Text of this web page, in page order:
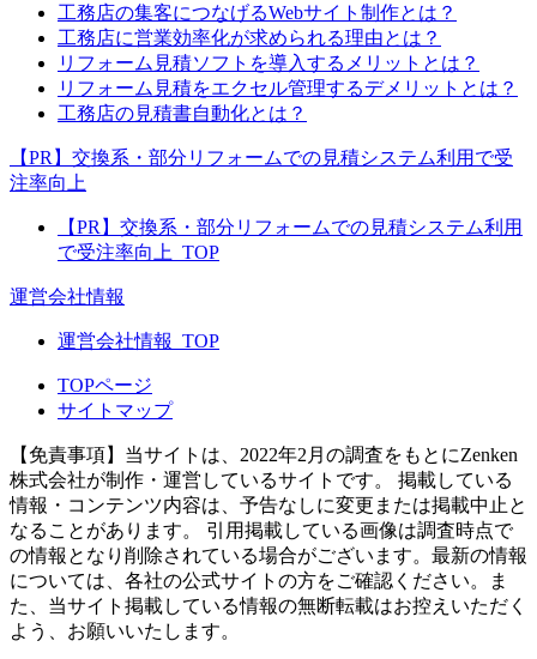
工務店の集客につなげるWebサイト制作とは？
工務店に営業効率化が求められる理由とは？
リフォーム見積ソフトを導入するメリットとは？
リフォーム見積をエクセル管理するデメリットとは？
工務店の見積書自動化とは？
【PR】交換系・部分リフォームでの見積システム利用で受
注率向上
【PR】交換系・部分リフォームでの見積システム利用
で受注率向上_TOP
運営会社情報
運営会社情報_TOP
TOPページ
サイトマップ
【免責事項】 当サイトは、2022年2月の調査をもとにZenken
株式会社が制作・運営しているサイトです。 掲載している
情報・コンテンツ内容は、予告なしに変更または掲載中止と
なることがあります。 引用掲載している画像は調査時点で
の情報となり削除されている場合がございます。最新の情報
については、各社の公式サイトの方をご確認ください。ま
た、当サイト掲載している情報の無断転載はお控えいただく
よう、お願いいたします。